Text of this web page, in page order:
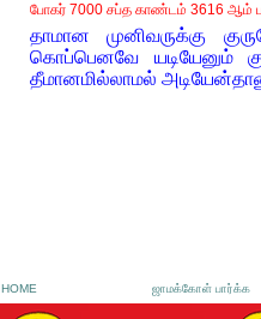
போகர் 7000 சப்த காண்டம் 3616 ஆம்
தாமான முனிவருக்கு
கொப்பெனவே யடியேனும்
தீமானமில்லாமல்
HOME ஜாமக்கோள் பார்க்க